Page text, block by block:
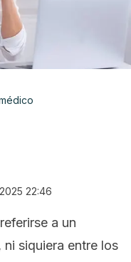
22:46
a un
siquiera entre los